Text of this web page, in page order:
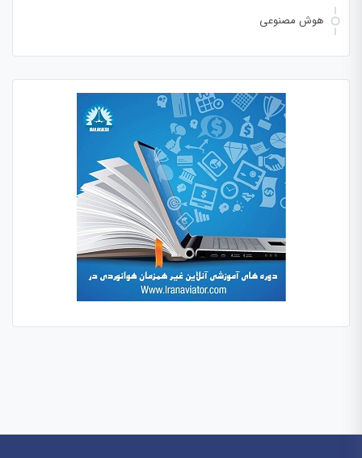
هوش مصنوعی